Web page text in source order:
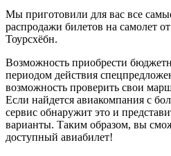
Мы приготовили для вас все
распродажи билетов на самолет
Тоурсхёбн.
Возможность приобрести
периодом действия
возможность проверить свои
Если найдется авиакомпания с
сервис обнаружит это и
варианты. Таким образом, вы
доступный авиабилет!